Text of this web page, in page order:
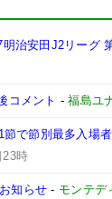
明治安田J2リーグ
コメント -福島ユ
で節別最多入場
23時
知らせ - モンテデ